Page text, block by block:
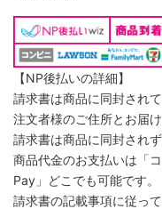
【NP後払いの詳細】
請求書は商品に同封され
注文者様のご住所とお届
請求書は商品に同封され
商品代金のお支払いは「
Pay」どこでも可能です。
請求書の記載事項に従っ